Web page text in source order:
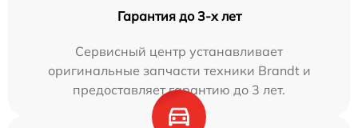
Гарантия до 3-х лет
Сервисный центр устанавливает
оригинальные запчасти техники Brandt и
предоставляет гарантию до 3 лет.